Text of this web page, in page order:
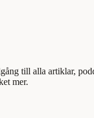
till alla artiklar,
mer.